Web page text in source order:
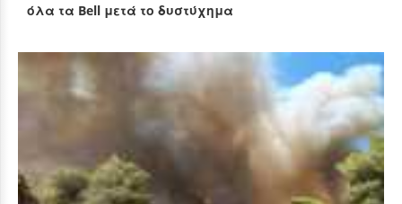
όλα τα Bell μετά το δυστύχημα